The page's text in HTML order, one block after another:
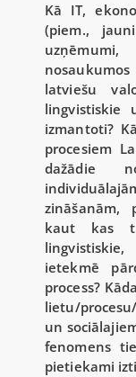
Kā IT,
(piem.,
latviešu
lingvistiskie
izmantoti?
procesiem
dažādie
zināšanām,
kaut kas
ietekmē
process?
lietu/
un
fenomens
pietiekami